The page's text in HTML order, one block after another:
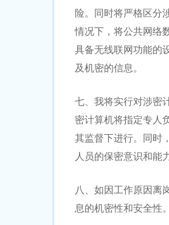
险。同时将严格区分
情况下，将公共网络
具备无线联网功能的
及机密的信息。
七、我将实行对涉密
密计算机将指定专人
其监督下进行。同时
人员的保密意识和能力
八、如因工作原因离
息的机密性和安全性